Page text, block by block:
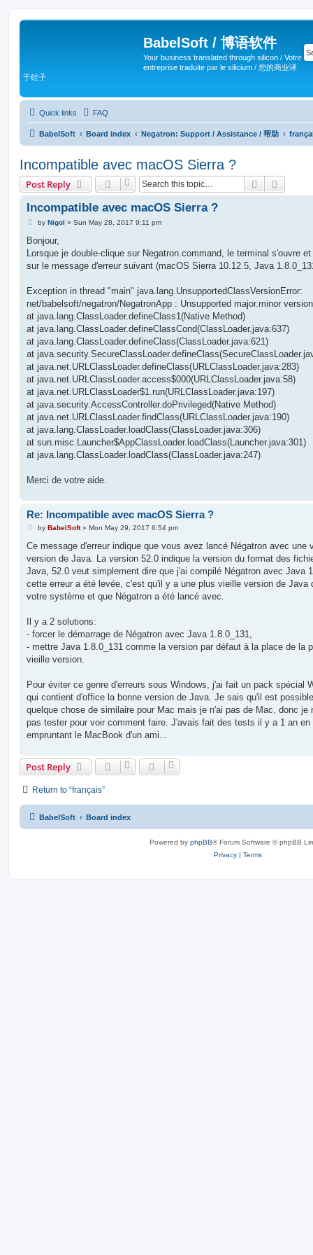
BabelSoft / 博语软件
Your business translated through silicon / Votre
entreprise traduite par le silicium / 您的商业译
于硅子
Quick links FAQ
BabelSoft Board index Negatron: Support / Assistance / 帮助
Incompatible avec macOS Sierra ?
Post Reply Search
Incompatible avec macOS Sierra ?
P
s
by Nigol » Sun May 28, 2017 9:11 pm
Bonjour,
Lorsque je double-clique sur Negatron.command, le terminal s'ouvre et
sur le message d'erreur suivant (macOS Sierra 10.12.5, Java
Exception in thread "main" java.lang.UnsupportedClassVersionError:
net/babelsoft/negatron/NegatronApp : Unsupported major.minor
at java.lang.ClassLoader.defineClass1(Native Method)
at java.lang.ClassLoader.defineClassCond(ClassLoader.java:637)
at java.lang.ClassLoader.defineClass(ClassLoader.java:621)
at
at java.net.URLClassLoader.defineClass(URLClassLoader.java:283)
at java.net.URLClassLoader.access$000(URLClassLoader.java:58)
at java.net.URLClassLoader$1.run(URLClassLoader.java:197)
at java.security.AccessController.doPrivileged(Native Method)
at java.net.URLClassLoader.findClass(URLClassLoader.java:190)
at java.lang.ClassLoader.loadClass(ClassLoader.java:306)
at sun.misc.Launcher$AppClassLoader.loadClass(Launcher.java:301)
at java.lang.ClassLoader.loadClass(ClassLoader.java:247)
Merci de votre aide.
Re: Incompatible avec macOS Sierra ?
P
s
by BabelSoft» Mon May 29, 2017 6:54 pm
Ce message d'erreur indique que vous avez lancé Négatron avec une
version de Java. La version 52.0 indique la version du format des
Java, 52.0 veut simplement dire que j'ai compilé Négatron avec Java
cette erreur a été levée, c'est qu'il y a une plus vieille version de Java
votre système et que Négatron a été lancé avec.
Il y a 2 solutions:
- forcer le démarrage de Négatron avec Java 1.8.0_131,
- mettre Java 1.8.0_131 comme la version par défaut à la place de la
vieille version.
Pour éviter ce genre d'erreurs sous Windows, j'ai fait un pack spécial
qui contient d'office la bonne version de Java. Je sais qu'il est
quelque chose de similaire pour Mac mais je n'ai pas de Mac, donc je
pas tester pour voir comment faire. J'avais fait des tests il y a 1 an en
empruntant le MacBook d'un ami...
Post Reply
Return to “français”
BabelSoft Board index
Powered by phpBB® Forum Software © phpBB
Privacy | Terms